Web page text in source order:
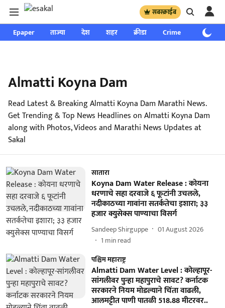
सबस्क्राईब
Epaper ताज्या देश शहर क्रीडा Crime साप्ताहिक
Almatti Koyna Dam
Read Latest & Breaking Almatti Koyna Dam Marathi News.
Get Trending & Top News Headlines on Almatti Koyna Dam
along with Photos, Videos and Marathi News Updates at
Sakal
सातारा
Koyna Dam Water Release : कोयना
धरणाचे सहा दरवाजे ६ फूटांनी उचलले,
नदीकाठच्या गावांना सतर्कतेचा इशारा; ३३
हजार क्युसेक्स पाण्याचा विसर्ग
Sandeep Shirguppe
01 August 2026
1 min read
पश्चिम महाराष्ट्र
Almatti Dam Water Level : कोल्हापूर-
सांगलीवर पुन्हा महापुराचे सावट? कर्नाटक
सरकारने नियम मोडल्याने चिंता वाढली,
आलमट्टीत पाणी पातळी 518.88 मीटरवर..